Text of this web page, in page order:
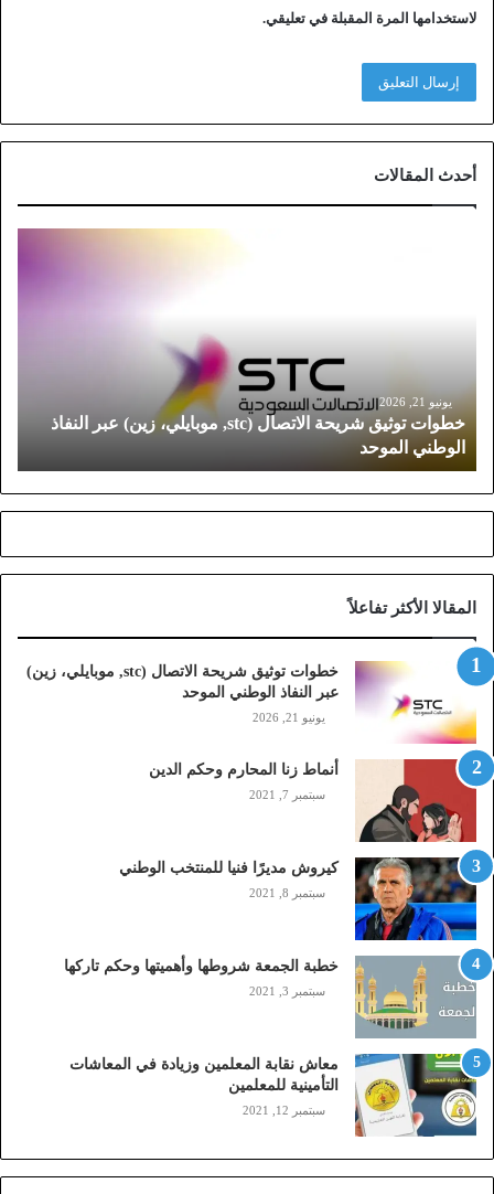
لاستخدامها المرة المقبلة في تعليقي.
أحدث المقالات
و
ش
ر
ل
ا
ت
ص
ل
(
s
,
م
و
ب
ا
ي
ل
ي
ز
ي
ن
)
يونيو 21, 2026
خطوات توثيق شريحة الاتصال (stc, موبايلي، زين) عبر النفاذ
الوطني الموحد
المقالا الأكثر تفاعلاً
خطوات توثيق شريحة الاتصال (stc, موبايلي، زين)
عبر النفاذ الوطني الموحد
يونيو 21, 2026
أنماط زنا المحارم وحكم الدين
سبتمبر 7, 2021
كيروش مديرًا فنيا للمنتخب الوطني
سبتمبر 8, 2021
خطبة الجمعة شروطها وأهميتها وحكم تاركها
سبتمبر 3, 2021
معاش نقابة المعلمين وزيادة في المعاشات
التأمينية للمعلمين
سبتمبر 12, 2021